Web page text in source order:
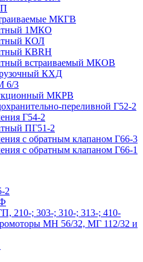
МКГВ
1МКО
КОЛ
КВRН
встраиваемый МКОВ
КХД
6/3
МКРВ
переливной Г52-2
Г54-2
ПГ51-2
с обратным клапаном Г66-3
с обратным клапаном Г66-1
2
210-; 303-; 310-; 313-; 410-
МН 56/32, МГ 112/32 и